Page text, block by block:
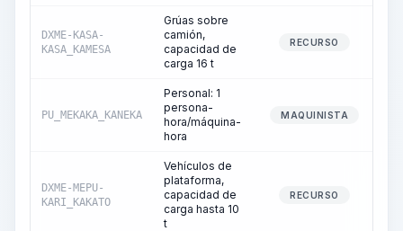
DXME-KASA-
KASA_KAMESA
Grúas sobre
camión,
capacidad de
carga 16 t
RECURSO
PU_MEKAKA_KANEKA
Personal: 1
persona-
hora/máquina-
hora
MAQUINISTA
DXME-MEPU-
KARI_KAKATO
Vehículos de
plataforma,
capacidad de
carga hasta 10
t
RECURSO